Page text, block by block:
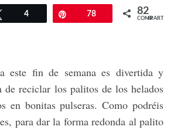
Twittear
4 78 82
COMPARTIR
este fin de semana es divertida y
de reciclar los palitos de los helados
en bonitas pulseras. Como podréis
para dar la forma redonda al palito